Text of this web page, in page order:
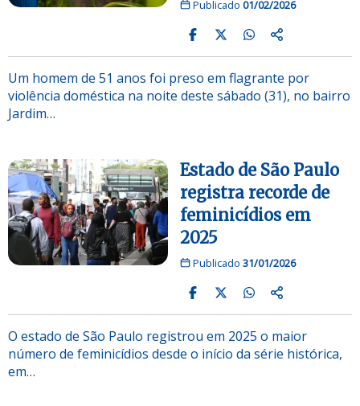
Publicado 01/02/2026
Um homem de 51 anos foi preso em flagrante por
violência doméstica na noite deste sábado (31), no bairro
Jardim…
Estado de São Paulo
registra recorde de
feminicídios em
2025
Publicado 31/01/2026
O estado de São Paulo registrou em 2025 o maior
número de feminicídios desde o início da série histórica,
em…